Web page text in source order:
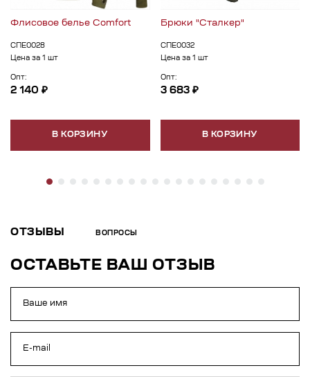
Флисовое белье Comfort
СПЕ0028
Цена за 1 шт
Опт:
2 140 ₽
В КОРЗИНУ
Брюки "Сталкер"
СПЕ0032
Цена за 1 шт
Опт:
3 683 ₽
В КОРЗИНУ
ОТЗЫВЫ ВОПРОСЫ
ОСТАВЬТЕ ВАШ ОТЗЫВ